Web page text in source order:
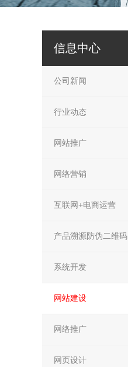
信息中心
公司新闻
行业动态
网站推广
网络营销
互联网+电商运营
产品溯源防伪二维码
系统开发
网站建设
网络推广
网页设计